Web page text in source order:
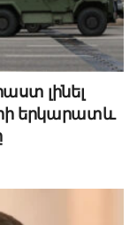
լինել
երկարատև